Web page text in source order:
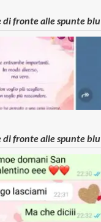
fronte alle spunte blu
fronte alle spunte blu